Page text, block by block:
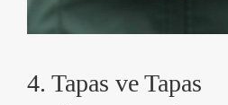
4. Tapas ve Tapas